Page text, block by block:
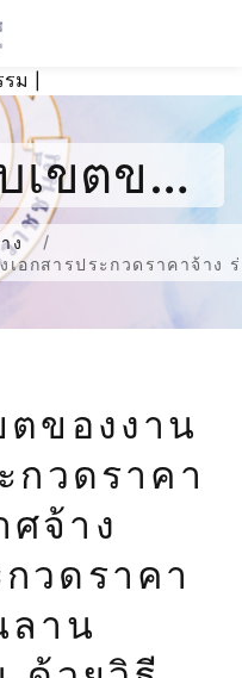
ม
ขตของ
กสาร
าจ้าง
ระกวด
บปรุงพื้น
1 งาน
ดราคา
ง
อกสารประกวดราคาจ้าง
ของงาน
กวดราคา
ศจ้าง
วดราคา
ลาน